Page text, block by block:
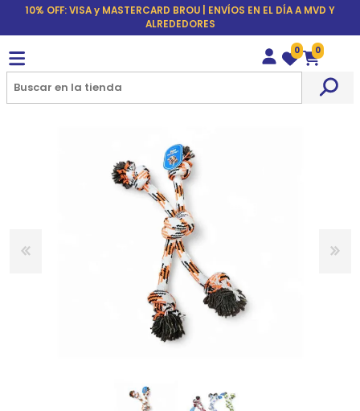
10% OFF: VISA y MASTERCARD BROU | ENVÍOS EN EL DÍA A MVD Y
ALREDEDORES
Wishlist
0
Carrito
0